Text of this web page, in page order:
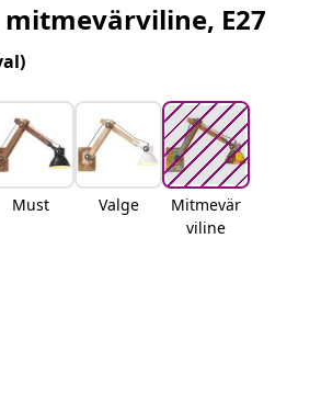
E27
Must Valge
Mitmevär
viline